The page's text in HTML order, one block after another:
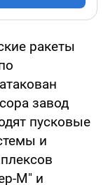
ракеты
завод
пусковые
и
М" и